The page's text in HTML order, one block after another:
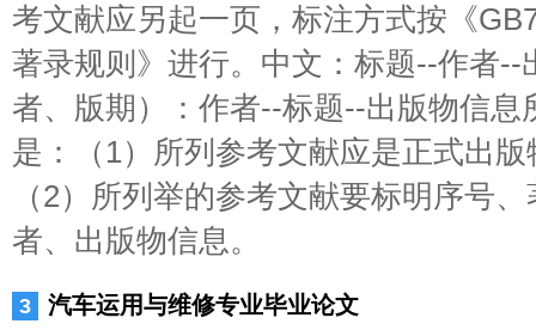
考文献应另起一页，标注方式按《
著录规则》进行。中文：标题--作者--
者、版期）：作者--标题--出版物信息
是：（1）所列参考文献应是正式出
（2）所列举的参考文献要标明序号
者、出版物信息。
汽车运用与维修专业毕业论文